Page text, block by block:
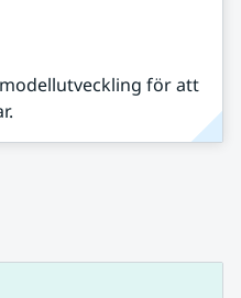
för att